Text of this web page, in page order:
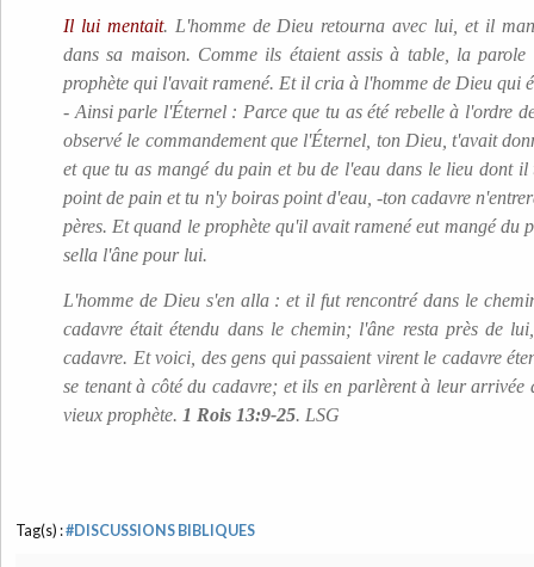
Il lui mentait. L'homme de Dieu retourna avec lui, et il
dans sa maison. Comme ils étaient assis à table, la parole
prophète qui l'avait ramené. Et il cria à l'homme de Dieu qui
- Ainsi parle l'Éternel : Parce que tu as été rebelle à l'ordre
observé le commandement que l'Éternel, ton Dieu, t'avait
et que tu as mangé du pain et bu de l'eau dans le lieu dont
point de pain et tu n'y boiras point d'eau, -ton cadavre
pères. Et quand le prophète qu'il avait ramené eut mangé du
sella l'âne pour lui.
L'homme de Dieu s'en alla : et il fut rencontré dans le
cadavre était étendu dans le chemin; l'âne resta près de
cadavre. Et voici, des gens qui passaient virent le cadavre
se tenant à côté du cadavre; et ils en parlèrent à leur
vieux prophète. 1 Rois 13:9-25. LSG
Tag(s) :#DISCUSSIONS BIBLIQUES